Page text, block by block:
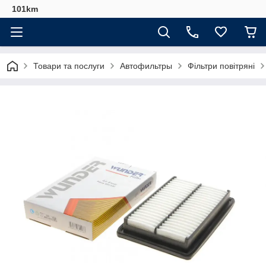
101km
Товари та послуги Автофильтры Фільтри повітряні